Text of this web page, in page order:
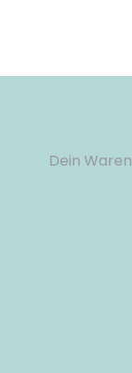
Dein